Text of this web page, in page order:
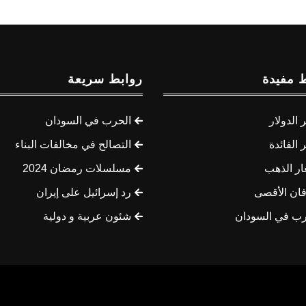
مفيدة
الفائدة
الذهب
الأقصى
في السودان
روابط سريعة
الحرب في السودان
التصالح في مخالفات البناء
مسلسلات رمضان 2024
رد إسرائيل على إيران
شئون عربية و دولية